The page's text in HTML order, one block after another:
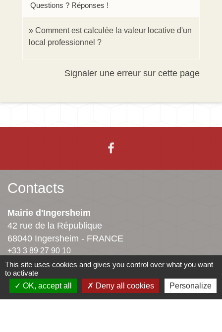
Questions ? Réponses !
Comment est calculée la valeur locative d'un
local professionnel ?
Signaler une erreur sur cette page
Contacts
Mairie d'Ingersheim
42 rue de la République
68040 Ingersheim - FRANCE
+33 3 89 27 90 10
Contact par formulaire
Jumelages
This site uses cookies and gives you control over what you want
to activate
OK, accept all
Deny all cookies Personalize